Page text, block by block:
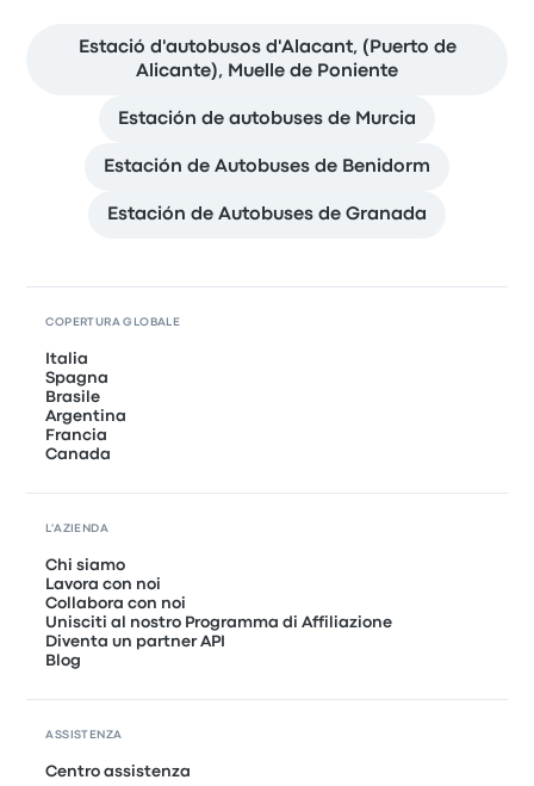
Estació d'autobusos d'Alacant, (Puerto de
Alicante), Muelle de Poniente
Estación de autobuses de Murcia
Estación de Autobuses de Benidorm
Estación de Autobuses de Granada
COPERTURA GLOBALE
Italia
Spagna
Brasile
Argentina
Francia
Canada
L'AZIENDA
Chi siamo
Lavora con noi
Collabora con noi
Unisciti al nostro Programma di Affiliazione
Diventa un partner API
Blog
ASSISTENZA
Centro assistenza